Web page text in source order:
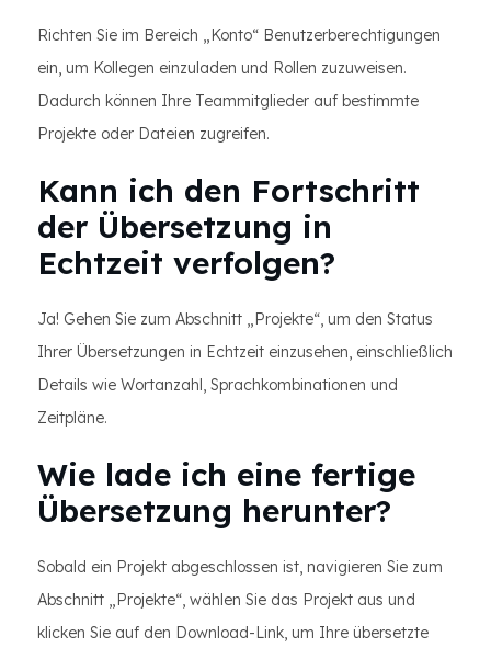
Richten Sie im Bereich „Konto“ Benutzerberechtigungen
ein, um Kollegen einzuladen und Rollen zuzuweisen.
Dadurch können Ihre Teammitglieder auf bestimmte
Projekte oder Dateien zugreifen.
Kann ich den Fortschritt
der Übersetzung in
Echtzeit verfolgen?
Ja! Gehen Sie zum Abschnitt „Projekte“, um den Status
Ihrer Übersetzungen in Echtzeit einzusehen, einschließlich
Details wie Wortanzahl, Sprachkombinationen und
Zeitpläne.
Wie lade ich eine fertige
Übersetzung herunter?
Sobald ein Projekt abgeschlossen ist, navigieren Sie zum
Abschnitt „Projekte“, wählen Sie das Projekt aus und
klicken Sie auf den Download-Link, um Ihre übersetzte